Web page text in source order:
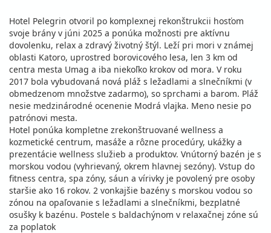
Hotel Pelegrin otvoril po komplexnej rekonštrukcii hosťom
svoje brány v júni 2025 a ponúka možnosti pre aktívnu
dovolenku, relax a zdravý životný štýl. Leží pri mori v známej
oblasti Katoro, uprostred borovicového lesa, len 3 km od
centra mesta Umag a iba niekoľko krokov od mora. V roku
2017 bola vybudovaná nová pláž s ležadlami a slnečníkmi (v
obmedzenom množstve zadarmo), so sprchami a barom. Pláž
nesie medzinárodné ocenenie Modrá vlajka. Meno nesie po
patrónovi mesta.
Hotel ponúka kompletne zrekonštruované wellness a
kozmetické centrum, masáže a rôzne procedúry, ukážky a
prezentácie wellness služieb a produktov. Vnútorný bazén je s
morskou vodou (vyhrievaný, okrem hlavnej sezóny). Vstup do
fitness centra, spa zóny, sáun a vírivky je povolený pre osoby
staršie ako 16 rokov. 2 vonkajšie bazény s morskou vodou so
zónou na opaľovanie s ležadlami a slnečníkmi, bezplatné
osušky k bazénu. Postele s baldachýnom v relaxačnej zóne sú
za poplatok